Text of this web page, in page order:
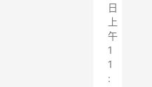
日
上
午
1
1
: